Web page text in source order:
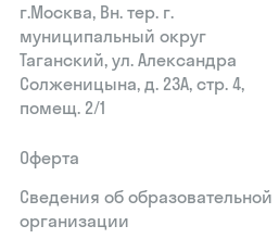
г.Москва, Вн. тер. г.
муниципальный округ
Таганский, ул. Александра
Солженицына, д. 23А, стр. 4,
помещ. 2/1
Оферта
Сведения об образовательной
организации